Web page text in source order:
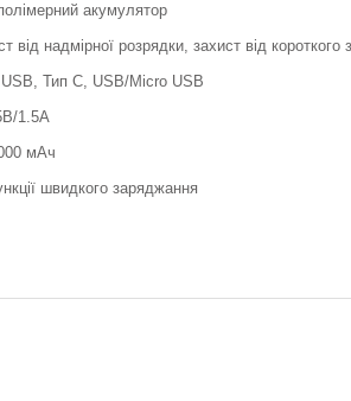
акумулятор
від надмірної розрядки, захист від
Тип C, USB/Micro USB
1.5A
мАч
швидкого заряджання